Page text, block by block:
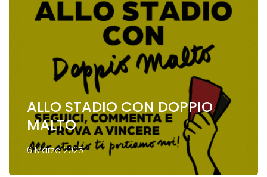
ALLO STADIO CON DOPPIO
MALTO
6 Marzo 2025